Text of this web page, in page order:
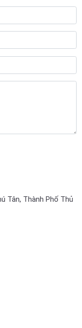
Tân, Thành Phố Thủ